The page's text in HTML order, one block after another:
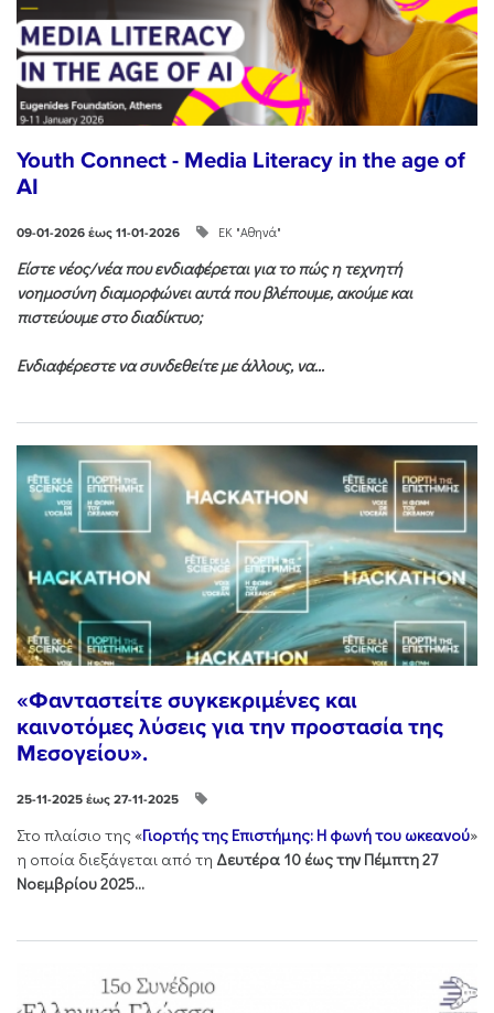
Youth Connect - Media Literacy in the age of
AI
09-01-2026 έως 11-01-2026 ΕΚ "Αθηνά"
Είστε νέος/νέα που ενδιαφέρεται για το πώς η τεχνητή
νοημοσύνη διαμορφώνει αυτά που βλέπουμε, ακούμε και
πιστεύουμε στο διαδίκτυο;
Ενδιαφέρεστε να συνδεθείτε με άλλους, να...
«Φανταστείτε συγκεκριμένες και
καινοτόμες λύσεις για την προστασία της
Μεσογείου».
25-11-2025 έως 27-11-2025
Στo πλαίσιo της «Γιορτής της Επιστήμης: Η φωνή του ωκεανού»
η οποία διεξάγεται από τη Δευτέρα 10 έως την Πέμπτη 27
Νοεμβρίου 2025...